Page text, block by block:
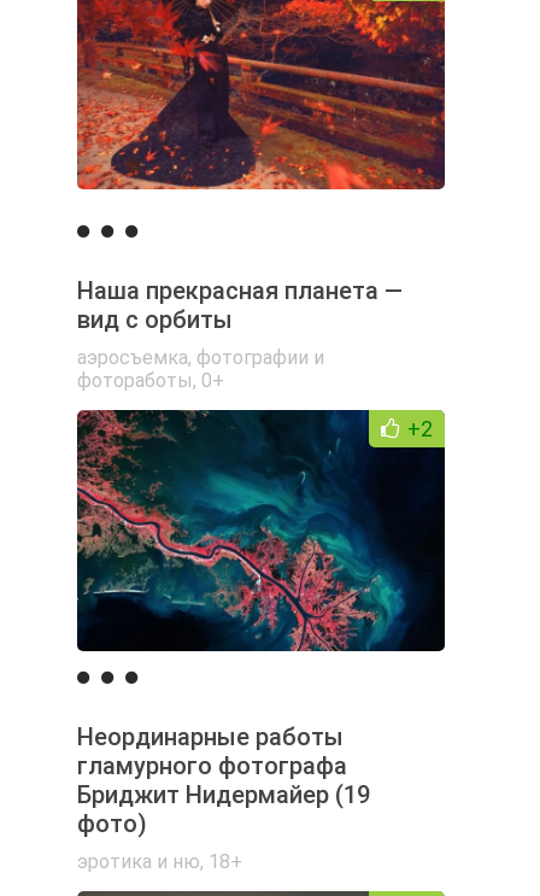
Наша прекрасная планета —
вид с орбиты
аэросъемка, фотографии и
фотоработы, 0+
+2
Неординарные работы
гламурного фотографа
Бриджит Нидермайер (19
фото)
эротика и ню, 18+